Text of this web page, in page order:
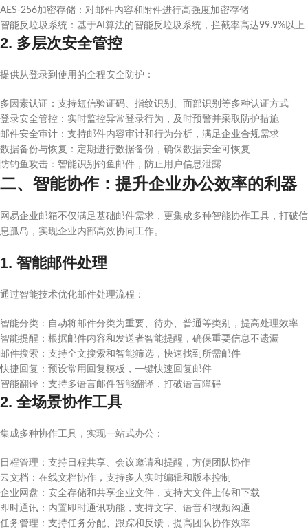
AES-256加密存储：对邮件内容和附件进行高强度加密存储
智能反垃圾系统：基于AI算法的智能反垃圾系统，拦截率高达99.9%以上
2. 多层次安全管控
提供从登录到使用的全程安全防护：
多因素认证：支持短信验证码、指纹识别、面部识别等多种认证方式
登录安全管控：实时监控异常登录行为，及时预警并采取防护措施
邮件安全审计：支持邮件内容审计和行为分析，满足企业合规需求
数据备份与恢复：定期进行数据备份，确保数据安全可恢复
防钓鱼攻击：智能识别钓鱼邮件，防止用户信息泄露
二、智能协作：提升企业办公效率的利器
网易企业邮箱不仅满足基础邮件需求，更集成多种智能协作工具，打破信
息孤岛，实现企业内部高效协同工作。
1. 智能邮件处理
通过智能技术优化邮件处理流程：
智能分类：自动将邮件分类为重要、待办、普通等类别，提高处理效率
智能提醒：根据邮件内容和发送者智能提醒，确保重要信息不遗漏
邮件搜索：支持全文搜索和智能筛选，快速找到所需邮件
快捷回复：预设常用回复模板，一键快速回复邮件
智能翻译：支持多语言邮件智能翻译，打破语言障碍
2. 全场景协作工具
集成多种协作工具，实现一站式办公：
日程管理：支持日程共享、会议邀请和提醒，方便团队协作
云文档：在线文档协作，支持多人实时编辑和版本控制
企业网盘：安全存储和共享企业文件，支持大文件上传和下载
即时通讯：内置即时通讯功能，支持文字、语音和视频沟通
任务管理：支持任务分配、跟踪和反馈，提高团队协作效率